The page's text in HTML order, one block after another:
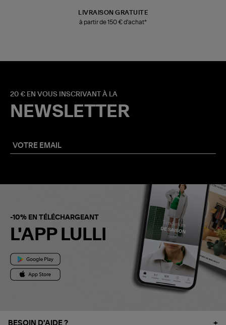
LIVRAISON GRATUITE
à partir de 150 € d'achat*
20 € EN VOUS INSCRIVANT À LA
NEWSLETTER
-10% EN TÉLÉCHARGEANT
L'APP LULLI
BESOIN D'AIDE ?